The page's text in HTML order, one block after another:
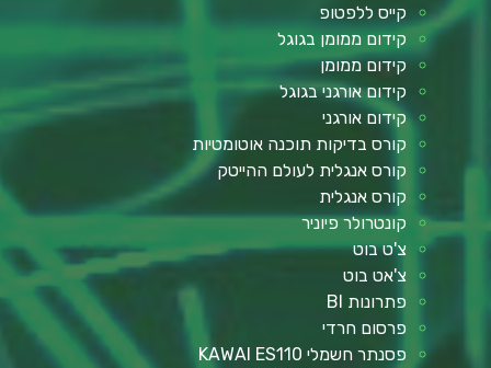
קייס ללפטופ
קידום ממומן בגוגל
קידום ממומן
קידום אורגני בגוגל
קידום אורגני
קורס בדיקות תוכנה אוטומטיות
קורס אנגלית לעולם ההייטק
קורס אנגלית
קונטרולר פיוניר
צ'ט בוט
צ'אט בוט
פתרונות BI
פרסום חרדי
פסנתר חשמלי KAWAI ES110